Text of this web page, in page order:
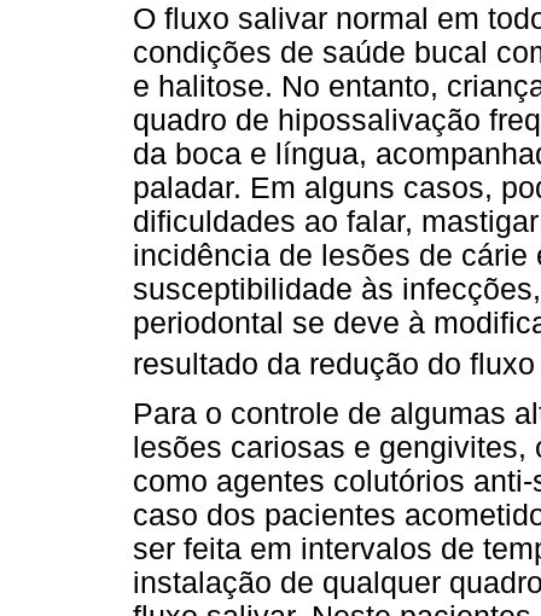
O fluxo salivar normal em
condições de saúde bucal
e halitose. No entanto,
quadro de hipossalivação
da boca e língua,
paladar. Em alguns casos,
dificuldades ao falar,
incidência de lesões de
susceptibilidade às
periodontal se deve à
resultado da redução do
Para o controle de algumas
lesões cariosas e
como agentes colutórios
caso dos pacientes
ser feita em intervalos de
instalação de qualquer